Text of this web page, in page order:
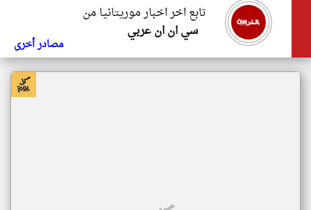
تابع اخر اخبار موريتانيا من
سي ان ان عربي
مصادر أخرى